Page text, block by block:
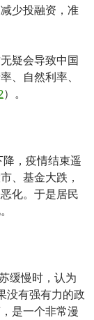
少投融资，准
疑会导致中国
、自然利率、
）。
，疫情结束遥
、基金大跌，
化。于是居民
缓慢时，认为
没有强有力的政
是一个非常漫